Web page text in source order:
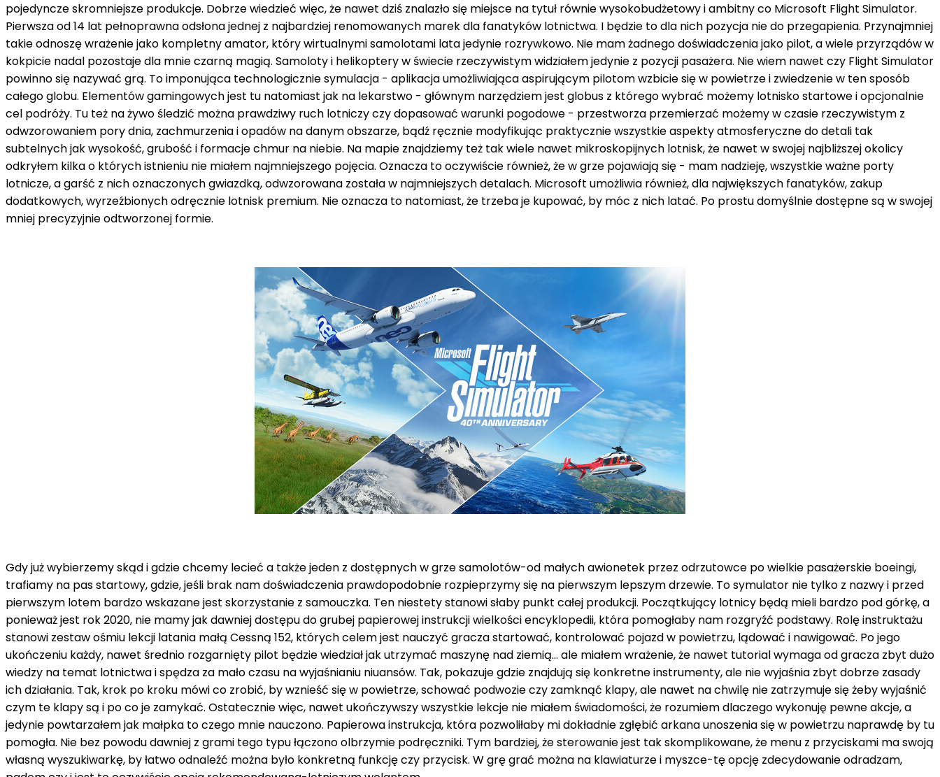
pojedyncze skromniejsze produkcje. Dobrze wiedzieć więc, że nawet dziś znalazło się miejsce na tytuł równie wysokobudżetowy i ambitny co Microsoft Flight Simulator.
Pierwsza od 14 lat pełnoprawna odsłona jednej z najbardziej renomowanych marek dla fanatyków lotnictwa. I będzie to dla nich pozycja nie do przegapienia. Przynajmniej
takie odnoszę wrażenie jako kompletny amator, który wirtualnymi samolotami lata jedynie rozrywkowo. Nie mam żadnego doświadczenia jako pilot, a wiele przyrządów w
kokpicie nadal pozostaje dla mnie czarną magią. Samoloty i helikoptery w świecie rzeczywistym widziałem jedynie z pozycji pasażera. Nie wiem nawet czy Flight Simulator
powinno się nazywać grą. To imponująca technologicznie symulacja - aplikacja umożliwiająca aspirującym pilotom wzbicie się w powietrze i zwiedzenie w ten sposób
całego globu. Elementów gamingowych jest tu natomiast jak na lekarstwo - głównym narzędziem jest globus z którego wybrać możemy lotnisko startowe i opcjonalnie
cel podróży. Tu też na żywo śledzić można prawdziwy ruch lotniczy czy dopasować warunki pogodowe - przestworza przemierzać możemy w czasie rzeczywistym z
odwzorowaniem pory dnia, zachmurzenia i opadów na danym obszarze, bądź ręcznie modyfikując praktycznie wszystkie aspekty atmosferyczne do detali tak
subtelnych jak wysokość, grubość i formacje chmur na niebie. Na mapie znajdziemy też tak wiele nawet mikroskopijnych lotnisk, że nawet w swojej najbliższej okolicy
odkryłem kilka o których istnieniu nie miałem najmniejszego pojęcia. Oznacza to oczywiście również, że w grze pojawiają się - mam nadzieję, wszystkie ważne porty
lotnicze, a garść z nich oznaczonych gwiazdką, odwzorowana została w najmniejszych detalach. Microsoft umożliwia również, dla największych fanatyków, zakup
dodatkowych, wyrzeźbionych odręcznie lotnisk premium. Nie oznacza to natomiast, że trzeba je kupować, by móc z nich latać. Po prostu domyślnie dostępne są w swojej
mniej precyzyjnie odtworzonej formie.
Gdy już wybierzemy skąd i gdzie chcemy lecieć a także jeden z dostępnych w grze samolotów-od małych awionetek przez odrzutowce po wielkie pasażerskie boeingi,
trafiamy na pas startowy, gdzie, jeśli brak nam doświadczenia prawdopodobnie rozpieprzymy się na pierwszym lepszym drzewie. To symulator nie tylko z nazwy i przed
pierwszym lotem bardzo wskazane jest skorzystanie z samouczka. Ten niestety stanowi słaby punkt całej produkcji. Początkujący lotnicy będą mieli bardzo pod górkę, a
ponieważ jest rok 2020, nie mamy jak dawniej dostępu do grubej papierowej instrukcji wielkości encyklopedii, która pomogłaby nam rozgryźć podstawy. Rolę instruktażu
stanowi zestaw ośmiu lekcji latania małą Cessną 152, których celem jest nauczyć gracza startować, kontrolować pojazd w powietrzu, lądować i nawigować. Po jego
ukończeniu każdy, nawet średnio rozgarnięty pilot będzie wiedział jak utrzymać maszynę nad ziemią… ale miałem wrażenie, że nawet tutorial wymaga od gracza zbyt dużo
wiedzy na temat lotnictwa i spędza za mało czasu na wyjaśnianiu niuansów. Tak, pokazuje gdzie znajdują się konkretne instrumenty, ale nie wyjaśnia zbyt dobrze zasady
ich działania. Tak, krok po kroku mówi co zrobić, by wznieść się w powietrze, schować podwozie czy zamknąć klapy, ale nawet na chwilę nie zatrzymuje się żeby wyjaśnić
czym te klapy są i po co je zamykać. Ostatecznie więc, nawet ukończywszy wszystkie lekcje nie miałem świadomości, że rozumiem dlaczego wykonuję pewne akcje, a
jedynie powtarzałem jak małpka to czego mnie nauczono. Papierowa instrukcja, która pozwoliłaby mi dokładnie zgłębić arkana unoszenia się w powietrzu naprawdę by tu
pomogła. Nie bez powodu dawniej z grami tego typu łączono olbrzymie podręczniki. Tym bardziej, że sterowanie jest tak skomplikowane, że menu z przyciskami ma swoją
własną wyszukiwarkę, by łatwo odnaleźć można było konkretną funkcję czy przycisk. W grę grać można na klawiaturze i myszce-tę opcję zdecydowanie odradzam,